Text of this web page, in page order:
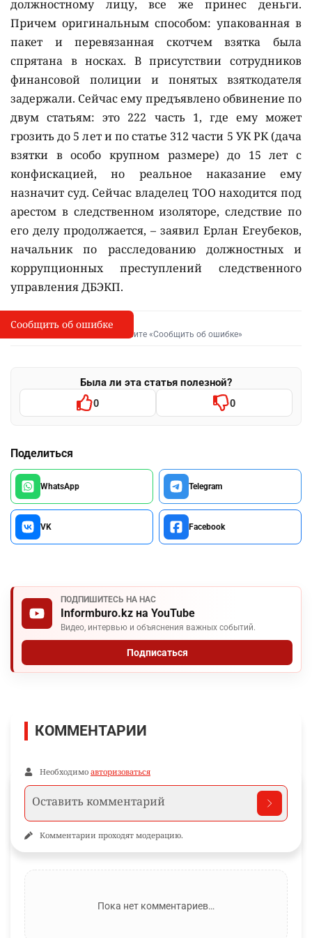
должностному лицу, все же принес деньги.
Причем оригинальным способом: упакованная в
пакет и перевязанная скотчем взятка была
спрятана в носках. В присутствии сотрудников
финансовой полиции и понятых взяткодателя
задержали. Сейчас ему предъявлено обвинение по
двум статьям: это 222 часть 1, где ему может
грозить до 5 лет и по статье 312 части 5 УК РК (дача
взятки в особо крупном размере) до 15 лет с
конфискацией, но реальное наказание ему
назначит суд. Сейчас владелец ТОО находится под
арестом в следственном изоляторе, следствие по
его делу продолжается, – заявил Ерлан Егеубеков,
начальник по расследованию должностных и
коррупционных преступлений следственного
управления ДБЭКП.
I
Сообщить об опечатке
Выделите фрагмент и нажмите «Сообщить об ошибке»
Была ли эта статья полезной?
0 0
Поделиться
WhatsApp Telegram
VK Facebook
ПОДПИШИТЕСЬ НА НАС
Informburo.kz на YouTube
Видео, интервью и объяснения важных событий.
Подписаться
Сообщить об ошибке
КОММЕНТАРИИ
Необходимо авторизоваться
Комментарии проходят модерацию.
Пока нет комментариев…